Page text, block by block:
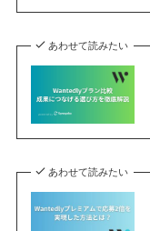
あわせて読みたい
あわせて読みたい